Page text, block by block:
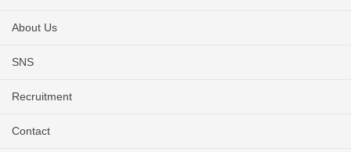
About Us
SNS
Recruitment
Contact